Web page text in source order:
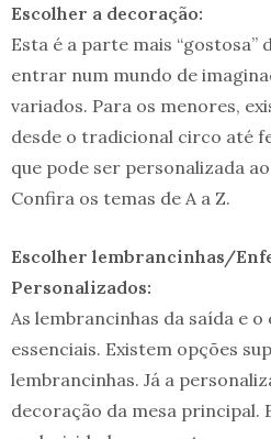
Escolher a decoração:
Esta é a parte mais “gostosa”
entrar num mundo de
variados. Para os menores,
desde o tradicional circo até
que pode ser personalizada
Confira os temas de A a Z.
Escolher lembrancinhas/
Personalizados:
As lembrancinhas da saída e
essenciais. Existem opções
lembrancinhas. Já a
decoração da mesa principal.